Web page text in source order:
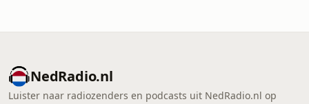
NedRadio.nl
Luister naar radiozenders en podcasts uit NedRadio.nl op